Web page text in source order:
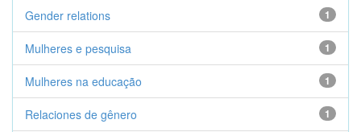
1
Gender relations
1
Mulheres e pesquisa
1
Mulheres na educação
1
Relaciones de gênero